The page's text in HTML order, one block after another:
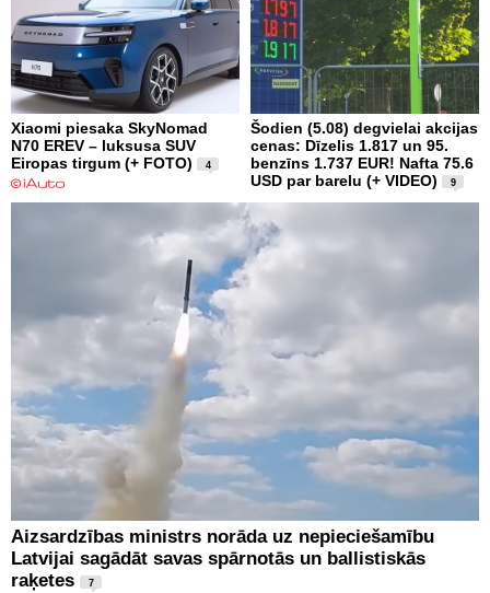
Xiaomi piesaka SkyNomad
N70 EREV – luksusa SUV
Eiropas tirgum (+ FOTO)
4
Šodien (5.08) degvielai akcijas
cenas: Dīzelis 1.817 un 95.
benzīns 1.737 EUR! Nafta 75.6
USD par barelu (+ VIDEO)
9
Aizsardzības ministrs norāda uz nepieciešamību
Latvijai sagādāt savas spārnotās un ballistiskās
raķetes
7